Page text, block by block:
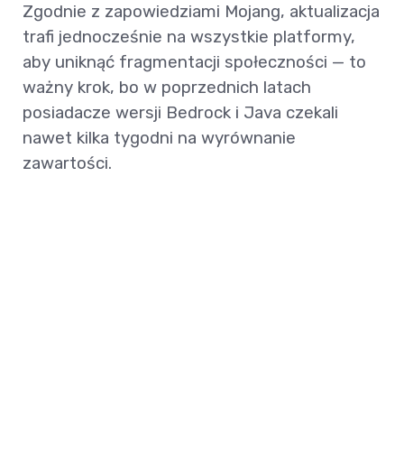
Zgodnie z zapowiedziami Mojang, aktualizacja
trafi jednocześnie na wszystkie platformy,
aby uniknąć fragmentacji społeczności — to
ważny krok, bo w poprzednich latach
posiadacze wersji Bedrock i Java czekali
nawet kilka tygodni na wyrównanie
zawartości.